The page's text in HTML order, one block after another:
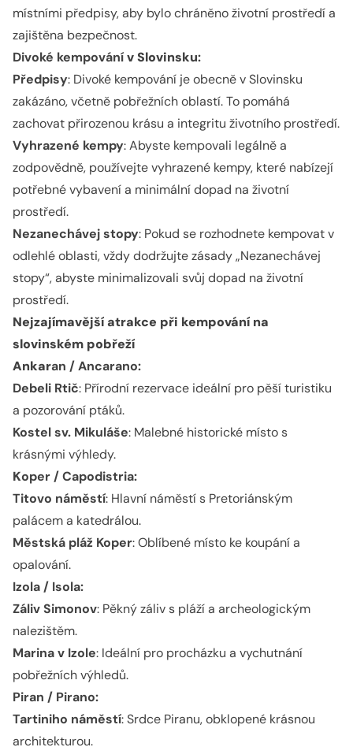
místními předpisy, aby bylo chráněno životní prostředí a
zajištěna bezpečnost.
Divoké kempovánív Slovinsku:
Předpisy: Divoké kempování je obecně v Slovinsku
zakázáno, včetně pobřežních oblastí. To pomáhá
zachovat přirozenou krásu a integritu životního prostředí.
Vyhrazené kempy: Abyste kempovali legálně a
zodpovědně, používejte vyhrazené kempy, které nabízejí
potřebné vybavení a minimální dopad na životní
prostředí.
Nezanechávej stopy: Pokud se rozhodnete kempovat v
odlehlé oblasti, vždy dodržujte zásady „Nezanechávej
stopy“, abyste minimalizovali svůj dopad na životní
prostředí.
Nejzajímavější atrakce při kempování na
slovinském pobřeží
Ankaran / Ancarano:
Debeli Rtič: Přírodní rezervace ideální pro pěší turistiku
a pozorování ptáků.
Kostel sv. Mikuláše: Malebné historické místo s
krásnými výhledy.
Koper / Capodistria:
Titovo náměstí: Hlavní náměstí s Pretoriánským
palácem a katedrálou.
Městská pláž Koper: Oblíbené místo ke koupání a
opalování.
Izola / Isola:
Záliv Simonov: Pěkný záliv s pláží a archeologickým
nalezištěm.
Marina v Izole: Ideální pro procházku a vychutnání
pobřežních výhledů.
Piran / Pirano:
Tartiniho náměstí: Srdce Piranu, obklopené krásnou
architekturou.